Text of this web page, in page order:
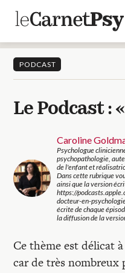
Articles
Dossiers
Auteurs
PODCAST
Le Podcast :
Caroline
Psychologue
psychopathologie,
de l'enfant et
Dans cette rubrique
ainsi que la version
https://
docteur-en-
écrite de chaque
la diffusion de la
Ce thème est délicat
car de très nombreux